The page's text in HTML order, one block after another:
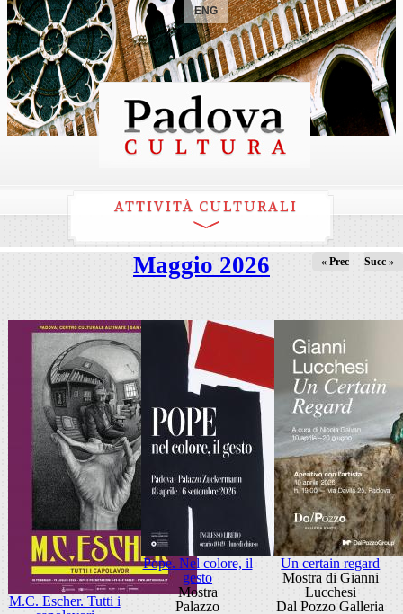
ENG
ATTIVITÀ CULTURALI
Maggio 2026 « Prec Succ »
M.C. Escher. Tutti i
Pope. Nel colore, il
gesto
Mostra
Palazzo
Un certain regard
Mostra di Gianni
Lucchesi
Dal Pozzo Galleria